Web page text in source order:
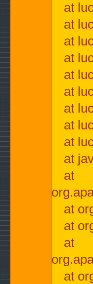
at
at
at
at
at
at
at
at
at
at
at
at
at
at
at